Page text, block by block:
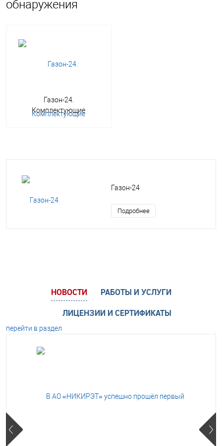
обнаружения
Газон-24.
Комплектующие
Газон-24
Подробнее
НОВОСТИ
РАБОТЫ И УСЛУГИ
ЛИЦЕНЗИИ И СЕРТИФИКАТЫ
перейти в раздел